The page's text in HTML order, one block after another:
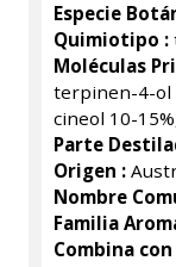
Especie
Quimiotipo :
Moléculas
terpinen-4-ol
cineol 10-
Parte
Origen :
Nombre
Familia
Combina